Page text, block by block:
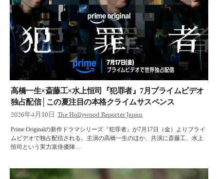
高橋一生×斎藤工×水上恒司『犯罪者』7月プライムビデオ
独占配信│この夏注目の本格クライムサスペンス
2026年4月30日 The Hollywood Reporter Japan
Prime Originalの新作ドラマシリーズ『犯罪者』が7月17日（金）よりプライ
ムビデオで独占配信される。主演の高橋一生のほか、共演に斎藤工、水上
恒司という実力派俳優陣…